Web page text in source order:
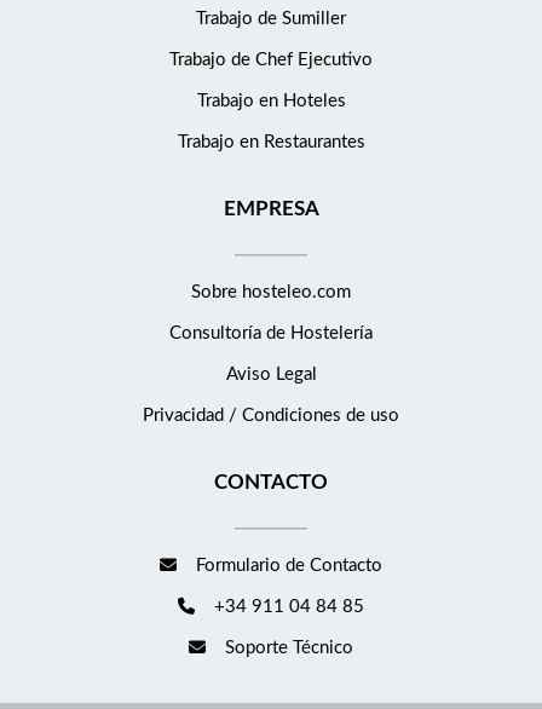
Trabajo de Sumiller
Trabajo de Chef Ejecutivo
Trabajo en Hoteles
Trabajo en Restaurantes
EMPRESA
Sobre hosteleo.com
Consultoría de Hostelería
Aviso Legal
Privacidad / Condiciones de uso
CONTACTO
Formulario de Contacto
+34 911 04 84 85
Soporte Técnico